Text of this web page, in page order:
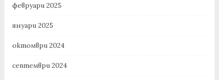
февруари 2025
януари 2025
октомври 2024
септември 2024